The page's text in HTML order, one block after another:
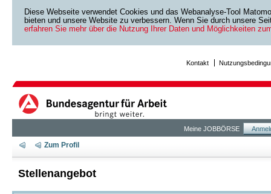
Diese Webseite verwendet Cookies und das Webanalyse-Tool
bieten und unsere Website zu verbessern. Wenn Sie durch unsere
erfahren Sie mehr über die Nutzung Ihrer Daten und Möglichkeiten
Kontakt
Meine JOBBÖRSE
Zum Profil
Stellenangebot